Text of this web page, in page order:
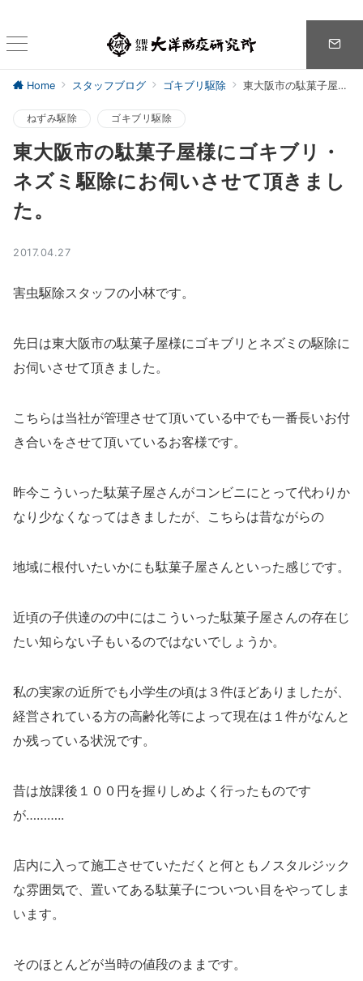
Home スタッフブログ ゴキブリ駆除 東大阪市の駄菓子屋様にゴキブリ・ネズミ駆除にお伺いさせて頂きました。
ねずみ駆除 ゴキブリ駆除
東大阪市の駄菓子屋様にゴキブリ・
ネズミ駆除にお伺いさせて頂きまし
た。
2017.04.27
害虫駆除スタッフの小林です。
先日は東大阪市の駄菓子屋様にゴキブリとネズミの駆除に
お伺いさせて頂きました。
こちらは当社が管理させて頂いている中でも一番長いお付
き合いをさせて頂いているお客様です。
昨今こういった駄菓子屋さんがコンビニにとって代わりか
なり少なくなってはきましたが、こちらは昔ながらの
地域に根付いたいかにも駄菓子屋さんといった感じです。
近頃の子供達のの中にはこういった駄菓子屋さんの存在じ
たい知らない子もいるのではないでしょうか。
私の実家の近所でも小学生の頃は３件ほどありましたが、
経営されている方の高齢化等によって現在は１件がなんと
か残っている状況です。
昔は放課後１００円を握りしめよく行ったものです
が………..
店内に入って施工させていただくと何ともノスタルジック
な雰囲気で、置いてある駄菓子についつい目をやってしま
います。
そのほとんどが当時の値段のままです。